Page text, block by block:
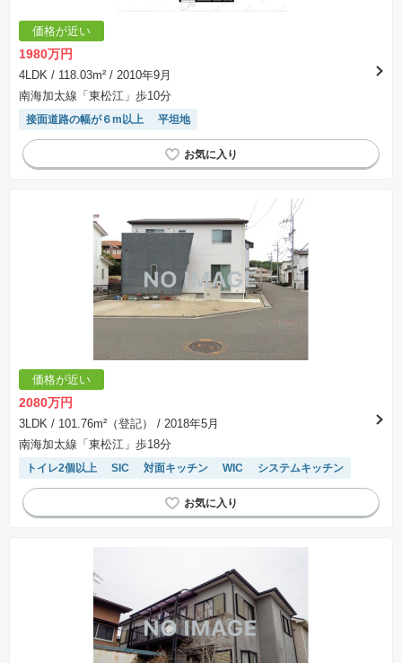
価格が近い
1980万円
4LDK / 118.03m² / 2010年9月
南海加太線「東松江」歩10分
接面道路の幅が６m以上 平坦地
価格が近い
2080万円
3LDK / 101.76m²（登記）
/ 2018年5月
南海加太線「東松江」歩18分
トイレ2個以上 SIC 対面キッチン WIC システムキッチン